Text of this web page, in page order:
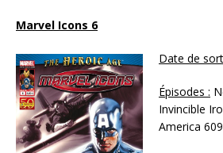
Marvel Icons 6
Date de
Épisodes :
Invincible
America